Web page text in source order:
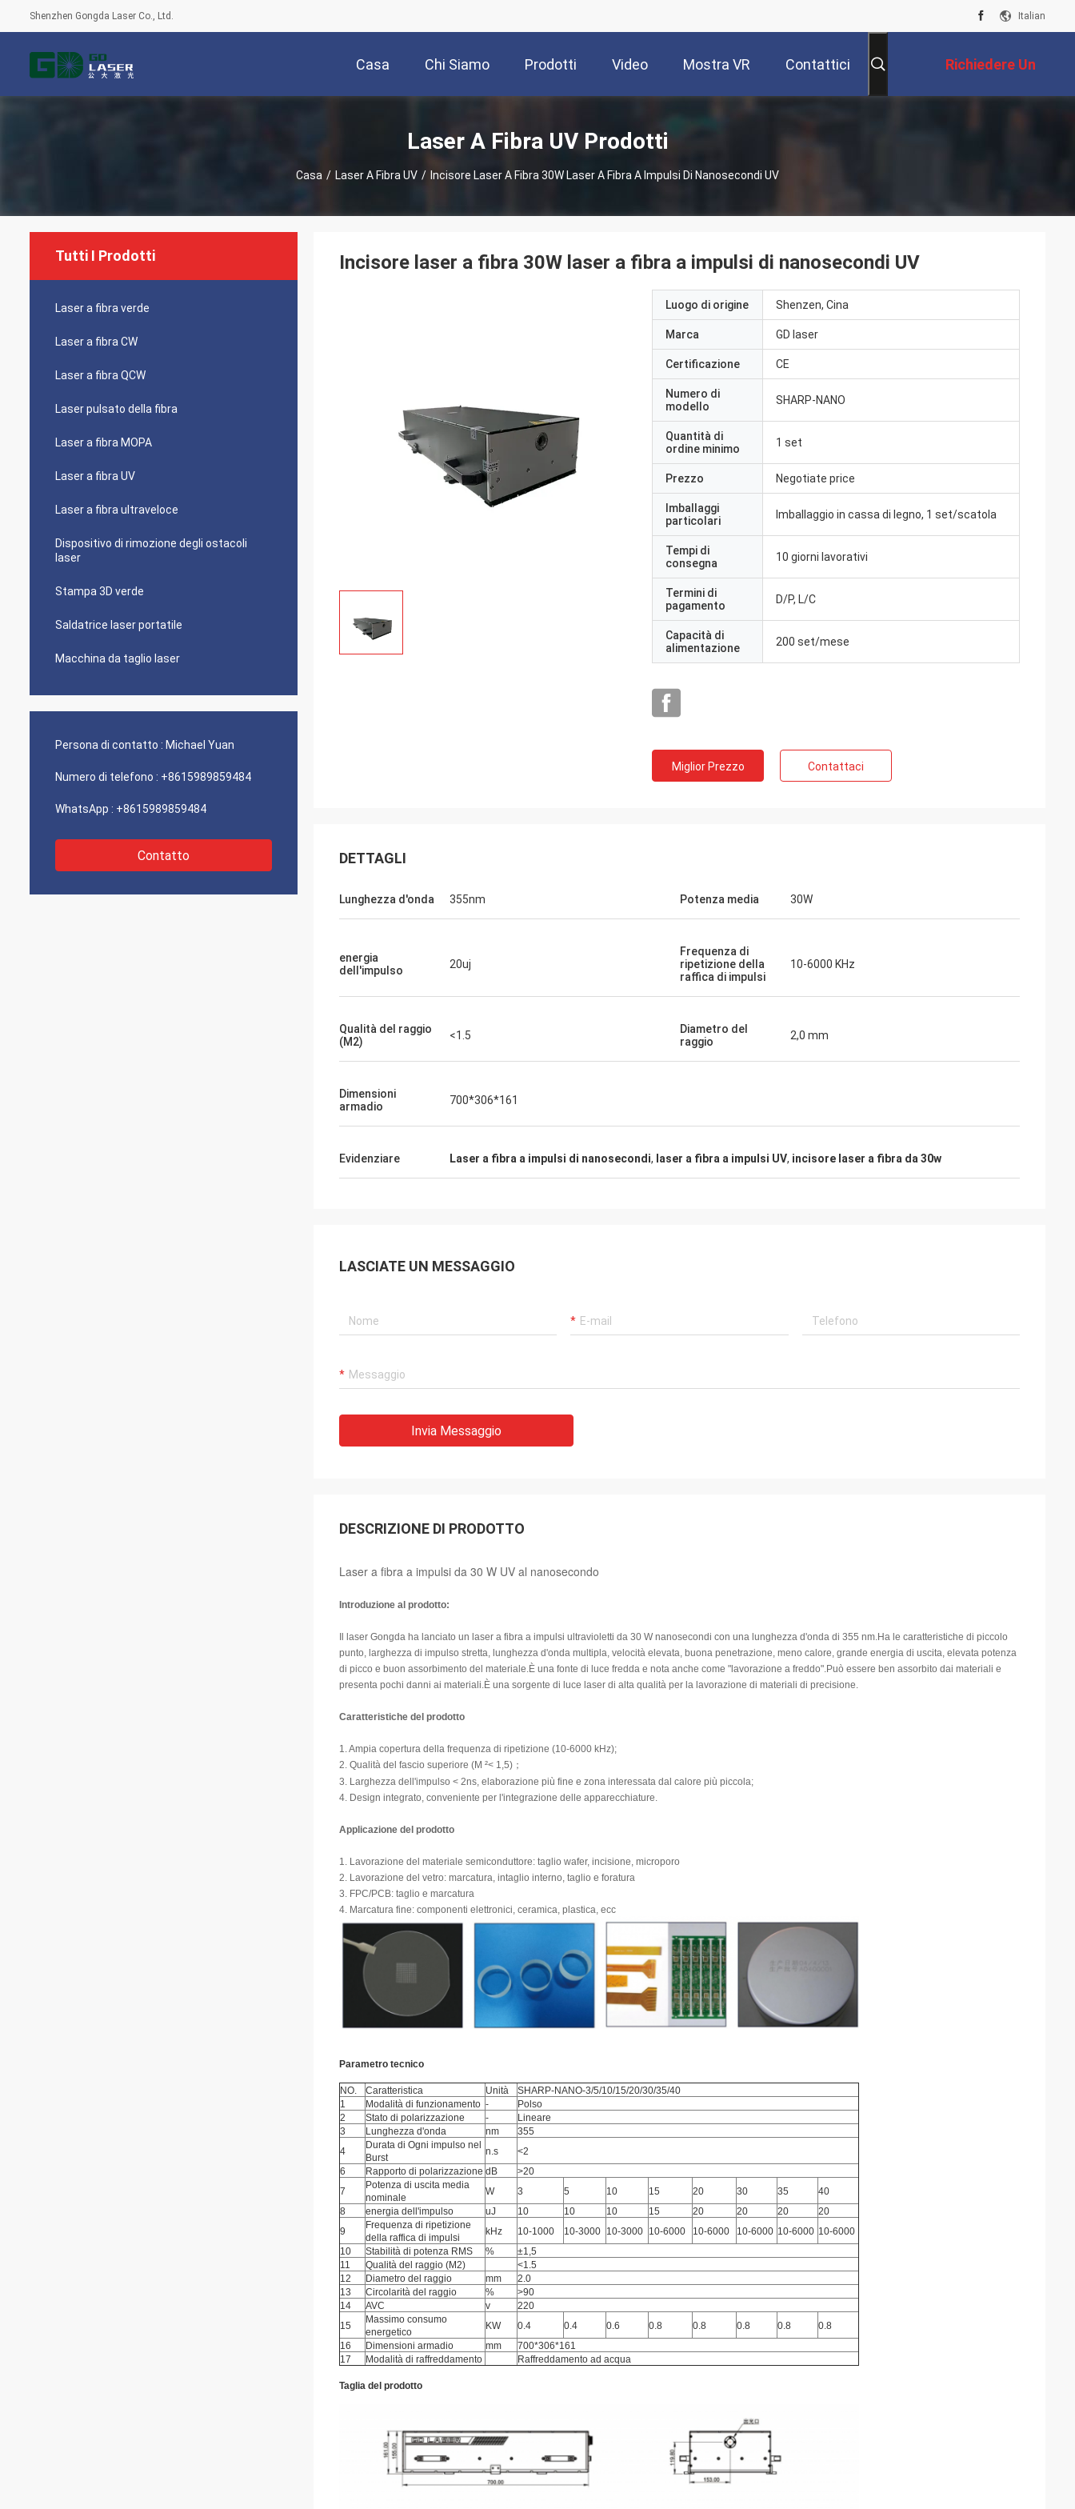
Shenzhen Gongda Laser Co., Ltd. Italian
Casa Chi Siamo Prodotti Video Mostra VR Contattici Richiedere Un
Preventivo
Laser A Fibra UV Prodotti
Casa / Laser A Fibra UV / Incisore Laser A Fibra 30W Laser A Fibra A Impulsi Di Nanosecondi UV
Tutti I Prodotti
Laser a fibra verde
Laser a fibra CW
Laser a fibra QCW
Laser pulsato della fibra
Laser a fibra MOPA
Laser a fibra UV
Laser a fibra ultraveloce
Dispositivo di rimozione degli ostacoli
laser
Stampa 3D verde
Saldatrice laser portatile
Macchina da taglio laser
Persona di contatto : Michael Yuan
Numero di telefono : +8615989859484
WhatsApp : +8615989859484
Contatto
Incisore laser a fibra 30W laser a fibra a impulsi di nanosecondi UV
Luogo di origine Shenzen, Cina
Marca GD laser
Certificazione CE
Numero di
modello
SHARP-NANO
Quantità di
ordine minimo
1 set
Prezzo Negotiate price
Imballaggi
particolari
Imballaggio in cassa di legno, 1 set/scatola
Tempi di
consegna
10 giorni lavorativi
Termini di
pagamento
D/P, L/C
Capacità di
alimentazione
200 set/mese
Miglior Prezzo Contattaci
DETTAGLI
Lunghezza d'onda 355nm Potenza media 30W
energia
dell'impulso
20uj
Frequenza di
ripetizione della
raffica di impulsi
10-6000 KHz
Qualità del raggio
(M2)
<1.5
Diametro del
raggio
2,0 mm
Dimensioni
armadio
700*306*161
Evidenziare Laser a fibra a impulsi di nanosecondi, laser a fibra a impulsi UV, incisore laser a fibra da 30w
LASCIATE UN MESSAGGIO
Invia Messaggio
DESCRIZIONE DI PRODOTTO
Laser a fibra a impulsi da 30 W UV al nanosecondo
Introduzione al prodotto:
Il laser Gongda ha lanciato un laser a fibra a impulsi ultravioletti da 30 W nanosecondi con una lunghezza d'onda di 355 nm.Ha le caratteristiche di piccolo
punto, larghezza di impulso stretta, lunghezza d'onda multipla, velocità elevata, buona penetrazione, meno calore, grande energia di uscita, elevata potenza
di picco e buon assorbimento del materiale.È una fonte di luce fredda e nota anche come "lavorazione a freddo".Può essere ben assorbito dai materiali e
presenta pochi danni ai materiali.È una sorgente di luce laser di alta qualità per la lavorazione di materiali di precisione.
Caratteristiche del prodotto
1. Ampia copertura della frequenza di ripetizione (10-6000 kHz);
2. Qualità del fascio superiore (M ²< 1,5)；
3. Larghezza dell'impulso < 2ns, elaborazione più fine e zona interessata dal calore più piccola;
4. Design integrato, conveniente per l'integrazione delle apparecchiature.
Applicazione del prodotto
1. Lavorazione del materiale semiconduttore: taglio wafer, incisione, microporo
2. Lavorazione del vetro: marcatura, intaglio interno, taglio e foratura
3. FPC/PCB: taglio e marcatura
4. Marcatura fine: componenti elettronici, ceramica, plastica, ecc
Parametro tecnico
NO. Caratteristica Unità
SHARP-NANO-3/5/10/15/20/30/35/40
1
Modalità di funzionamento -
Polso
2
Stato di polarizzazione -
Lineare
3
Lunghezza d'onda nm
355
4
Durata di Ogni impulso nel
Burst
n.s
<2
6
Rapporto di polarizzazione dB
>20
7
Potenza di uscita media
nominale
W 3 5 10 15 20 30 35
40
8
energia dell'impulso uJ 10 10 10 15 20 20 20
20
9
Frequenza di ripetizione
della raffica di impulsi
kHz 10-1000 10-3000 10-3000 10-6000 10-6000 10-6000 10-6000 10-6000
10
Stabilità di potenza RMS %
±1,5
11
Qualità del raggio (M2)
<1.5
12
Diametro del raggio mm
2.0
13
Circolarità del raggio %
>90
14
AVC v
220
15
Massimo consumo
energetico
KW 0.4 0.4 0.6 0.8 0.8 0.8 0.8
0.8
16
Dimensioni armadio mm
700*306*161
17
Modalità di raffreddamento Raffreddamento ad acqua
Taglia del prodotto